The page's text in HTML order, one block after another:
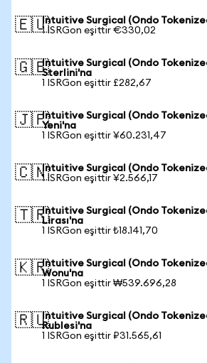
🇪🇺Intuitive Surgical (Ondo
1 ISRGon eşittir €330,02
🇬🇧Intuitive Surgical (Ondo
Sterlini'na
1 ISRGon eşittir £282,67
🇯🇵Intuitive Surgical (Ondo
Yeni'na
1 ISRGon eşittir ¥60.231,47
🇨🇳Intuitive Surgical (Ondo
1 ISRGon eşittir ¥2.566,17
🇹🇷Intuitive Surgical (Ondo
Lirası'na
1 ISRGon eşittir ₺18.141,70
🇰🇷Intuitive Surgical (Ondo
Wonu'na
1 ISRGon eşittir ₩539.696,28
🇷🇺Intuitive Surgical (Ondo
Rublesi'na
1 ISRGon eşittir ₽31.565,61